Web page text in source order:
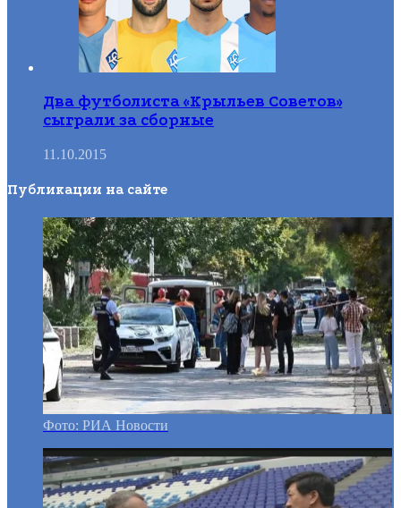
Два футболиста «Крыльев Советов»
сыграли за сборные
11.10.2015
Публикации на сайте
Фото: РИА Новости